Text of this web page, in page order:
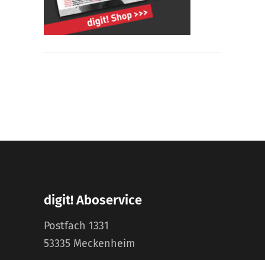
digit! Aboservice
Postfach 1331
53335 Meckenheim